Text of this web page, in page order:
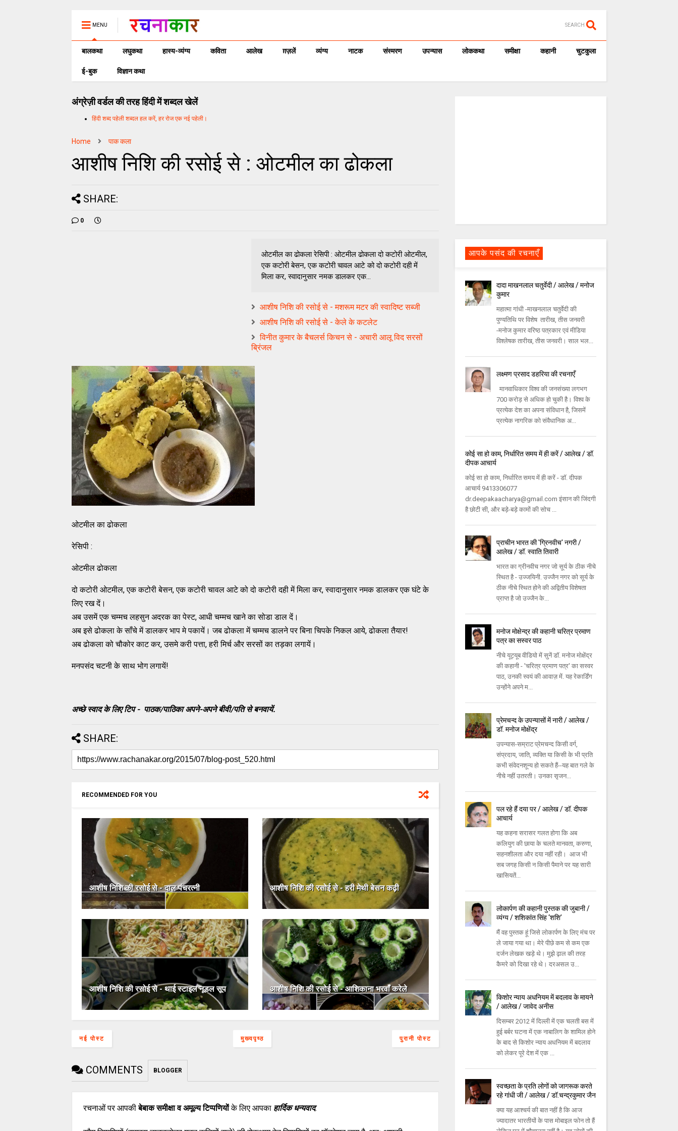
MENU SEARCH
बालकथा लघुकथा हास्य-व्यंग्य कविता आलेख ग़ज़लें व्यंग्य नाटक संस्मरण उपन्यास लोककथा समीक्षा कहानी चुटकुला
ई-बुक विज्ञान कथा
अंग्रेज़ी वर्डल की तरह हिंदी में शब्दल खेलें
हिंदी शब्द पहेली शब्दल हल करें, हर रोज एक नई पहेली।
Home पाक कला
आशीष निशि की रसोई से : ओटमील का ढोकला
SHARE:
0
ओटमील का ढोकला रेसिपी : ओटमील ढोकला दो कटोरी ओटमील,
एक कटोरी बेसन, एक कटोरी चावल आटे को दो कटोरी दही में
मिला कर, स्वादानुसार नमक डालकर एक...
आशीष निशि की रसोई से - मशरूम मटर की स्वादिष्ट सब्जी
आशीष निशि की रसोई से - केले के कटलेट
विनीत कुमार के बैचलर्स किचन से - अचारी आलू विद सरसों
ब्रिंजल
ओटमील का ढोकला
रेसिपी :
ओटमील ढोकला
दो कटोरी ओटमील, एक कटोरी बेसन, एक कटोरी चावल आटे को दो कटोरी दही में मिला कर, स्वादानुसार नमक डालकर एक घंटे के
लिए रख दें।
अब उसमें एक चम्मच लहसुन अदरक का पेस्ट, आधी चम्मच खाने का सोडा डाल दें।
अब इसे ढोकला के साँचे में डालकर भाप मे पकायें। जब ढोकला में चम्मच डालने पर बिना चिपके निकल आये, ढोकला तैयार!
अब ढोकला को चौकोर काट कर, उसमे करी पत्ता, हरी मिर्च और सरसों का तड़का लगायें।
मनपसंद चटनी के साथ भोग लगायें!
अच्छे स्वाद के लिए टिप - पाठक/पाठिका अपने-अपने बीवी/पति से बनवायें.
SHARE:
RECOMMENDED FOR YOU
आशीष निशि की रसोई से - दाल पंचरत्नी आशीष निशि की रसोई से - हरी मेथी बेसन कढ़ी
आशीष निशि की रसोई से - थाई स्टाइल नूडल सूप आशीष निशि की रसोई से - आशिकाना भरवाँ करेले
नई पोस्ट पुरानी पोस्ट
मुख्यपृष्ठ
COMMENTS BLOGGER
रचनाओं पर आपकीबेबाक समीक्षा व अमूल्य टिप्पणियोंके लिए आपका हार्दिक धन्यवाद.
आपके पसंद की रचनाएँ
दादा माखनलाल चतुर्वेदी / आलेख / मनोज
कुमार
महात्मा गांधी -माखनलाल चतुर्वेदी की
पुण्यतिथि पर विशेष तारीख, तीस जनवरी
-मनोज कुमार वरिष्ठ पत्रकार एवं मीडिया
विश्लेषक तारीख, तीस जनवरी। साल भल...
लक्ष्मण प्रसाद डहरिया की रचनाएँ
मानवाधिकार विश्व की जनसंख्या लगभग
700 करोड़ से अधिक हो चुकी है। विश्व के
प्रत्येक देश का अपना संविधान है, जिसमें
प्रत्येक नागरिक को संवैधानिक अ...
कोई सा हो काम, निर्धारित समय में ही करें / आलेख / डॉ.
दीपक आचार्य
कोई सा हो काम, निर्धारित समय में ही करें - डॉ. दीपक
आचार्य 9413306077
dr.deepakaacharya@gmail.com इंसान की जिंदगी
है छोटी सी, और बड़े-बड़े कामों की सोच ...
प्राचीन भारत की 'ग्रिनवीच' नगरी /
आलेख / डॉ. स्वाति तिवारी
भारत का ग्रीनवीच नगर जो सूर्य के ठीक नीचे
स्थित है - उज्जयिनी. उज्जैन नगर को सूर्य के
ठीक नीचे स्थित होने की अद्वितीय विशेषता
प्राप्त है जो उज्जैन के...
मनोज मोक्षेन्द्र की कहानी चरित्र प्रमाण
पत्र का सस्वर पाठ
नीचे यूट्यूब वीडियो में सुनें डॉ. मनोज मोक्षेंद्र
की कहानी - 'चरित्र प्रमाण पत्र' का सस्वर
पाठ, उनकी स्वयं की आवाज़ में. यह रेकार्डिंग
उन्होंने अपने म...
प्रेमचन्द के उपन्यासों में नारी / आलेख /
डॉ. मनोज मोक्षेंद्र
उपन्यास-सम्राट प्रेमचन्द किसी वर्ग,
संप्रदाय, जाति, व्यक्ति या किसी के भी प्रति
कभी संवेदनशून्य हो सकते हैं--यह बात गले के
नीचे नहीं उतरती। उनका सृजन...
पल रहे हैं दया पर / आलेख / डॉ. दीपक
आचार्य
यह कहना सरासर गलत होगा कि अब
कलियुग की छाया के चलते मानवता, करुणा,
सहनशीलता और दया नहीं रही। आज भी
सब जगह किसी न किसी पैमाने पर यह सारी
खासियतें...
लोकार्पण की कहानी पुस्तक की जुबानी /
व्यंग्य / शशिकांत सिंह ‘शशि’
मैं वह पुस्तक हूं जिसे लोकार्पण के लिए मंच पर
ले जाया गया था। मेरे पीछे कम से कम एक
दर्जन लेखक खड़े थे। मुझे ढ़ाल की तरह
कैमरे को दिखा रहे थे। दरअसल उ...
किशोर न्याय अधनियम में बदलाव के मायने
/ आलेख / जावेद अनीस
दिसम्बर 2012 में दिल्ली में एक चलती बस में
हुई बर्बर घटना में एक नाबालिग के शामिल होने
के बाद से किशोर न्याय अधनियम में बदलाव
को लेकर पूरे देश में एक ...
स्वच्छता के प्रति लोगों को जागरूक करते
रहे गांधी जी / आलेख / डॉ.चन्द्रकुमार जैन
क्या यह आश्चर्य की बात नहीं है कि आज
ज्यादातर भारतीयों के पास मोबाइल फोन तो हैं